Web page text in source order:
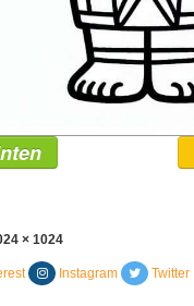
× 1024
Instagram Twitter